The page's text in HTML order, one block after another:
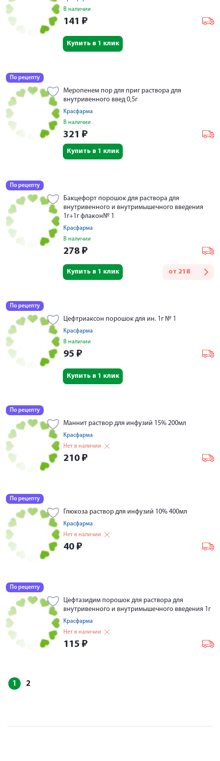
В наличии
141 ₽
Купить в 1 клик
По рецепту
Меропенем пор для приг раствора для
внутривенного введ 0,5г
Красфарма
В наличии
321 ₽
Купить в 1 клик
По рецепту
Бакцефорт порошок для раствора для
внутривенного и внутримышечного введения
1г+1г флакон№ 1
Красфарма
В наличии
278 ₽
от 218
Купить в 1 клик
По рецепту
Цефтриаксон порошок для ин. 1г № 1
Красфарма
В наличии
95 ₽
Купить в 1 клик
По рецепту
Маннит раствор для инфузий 15% 200мл
Красфарма
Нет в наличии
210 ₽
По рецепту
Глюкоза раствор для инфузий 10% 400мл
Красфарма
Нет в наличии
40 ₽
По рецепту
Цефтазидим порошок для раствора для
внутривенного и внутримышечного введения 1г
Красфарма
Нет в наличии
115 ₽
1 2